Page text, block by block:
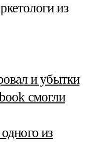
из
и убытки
смогли
из